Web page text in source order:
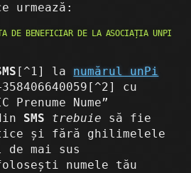
urmează:
DE BENEFICIAR DE LA ASOCIAȚIA UNPI
[^1] la numărul unPi
cu
Prenume Nume”
SMS trebuie să fie
și fără ghilimelele
de mai sus
numele tău